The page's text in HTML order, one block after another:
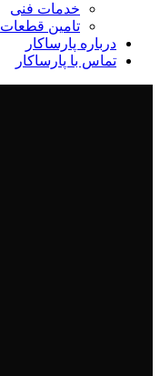
خدمات فنی
تامین قطعات
درباره پارساکار
تماس با پارساکار